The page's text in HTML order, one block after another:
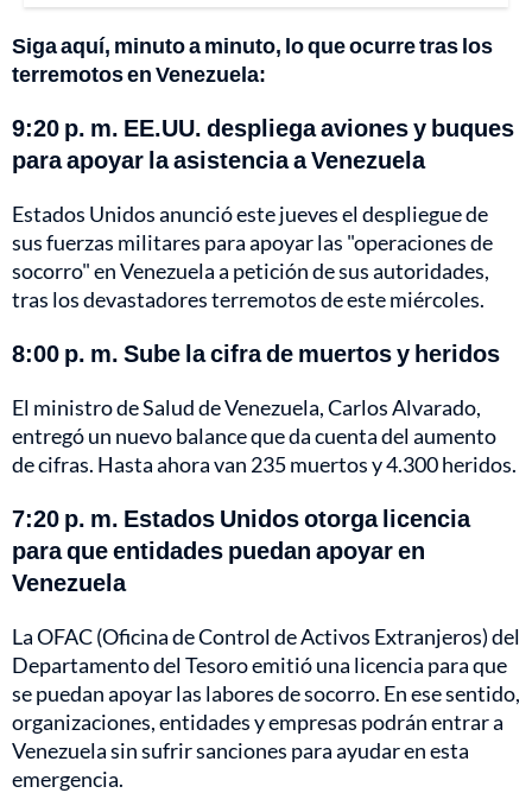
Siga aquí, minuto a minuto, lo que ocurre tras los
terremotos en Venezuela:
9:20 p. m. EE.UU. despliega aviones y buques
para apoyar la asistencia a Venezuela
Estados Unidos anunció este jueves el despliegue de
sus fuerzas militares para apoyar las "operaciones de
socorro" en Venezuela a petición de sus autoridades,
tras los devastadores terremotos de este miércoles.
8:00 p. m. Sube la cifra de muertos y heridos
El ministro de Salud de Venezuela, Carlos Alvarado,
entregó un nuevo balance que da cuenta del aumento
de cifras. Hasta ahora van 235 muertos y 4.300 heridos.
7:20 p. m. Estados Unidos otorga licencia
para que entidades puedan apoyar en
Venezuela
La OFAC (Oficina de Control de Activos Extranjeros) del
Departamento del Tesoro emitió una licencia para que
se puedan apoyar las labores de socorro. En ese sentido,
organizaciones, entidades y empresas podrán entrar a
Venezuela sin sufrir sanciones para ayudar en esta
emergencia.